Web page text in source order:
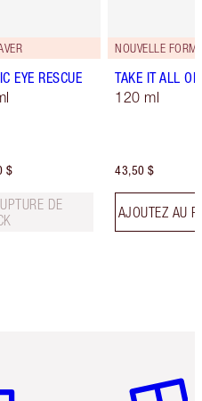
EYE RESCUE
$
DE
NOUVELLE
TAKE IT ALL
120 ml
43,50 $
AJOUTEZ AU